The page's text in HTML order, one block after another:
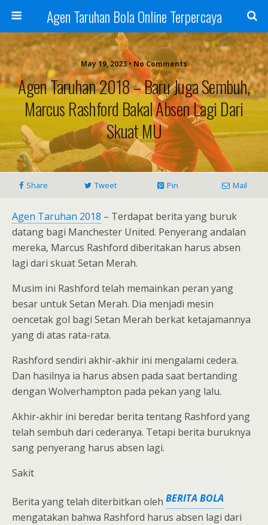
Agen Taruhan Bola Online Terpercaya
May 19, 2023 • No Comments
Agen Taruhan 2018 – Baru Juga Sembuh,
Marcus Rashford Bakal Absen Lagi Dari
Skuat MU
Share Tweet Pin Mail
Agen Taruhan 2018 – Terdapat berita yang buruk
datang bagi Manchester United. Penyerang andalan
mereka, Marcus Rashford diberitakan harus absen
lagi dari skuat Setan Merah.
Musim ini Rashford telah memainkan peran yang
besar untuk Setan Merah. Dia menjadi mesin
oencetak gol bagi Setan Merah berkat ketajamannya
yang di atas rata-rata.
Rashford sendiri akhir-akhir ini mengalami cedera.
Dan hasilnya ia harus absen pada saat bertanding
dengan Wolverhampton pada pekan yang lalu.
Akhir-akhir ini beredar berita tentang Rashford yang
telah sembuh dari cederanya. Tetapi berita buruknya
sang penyerang harus absen lagi.
Sakit
Berita yang telah diterbitkan oleh BERITA BOLA
mengatakan bahwa Rashford harus absen lagi dari